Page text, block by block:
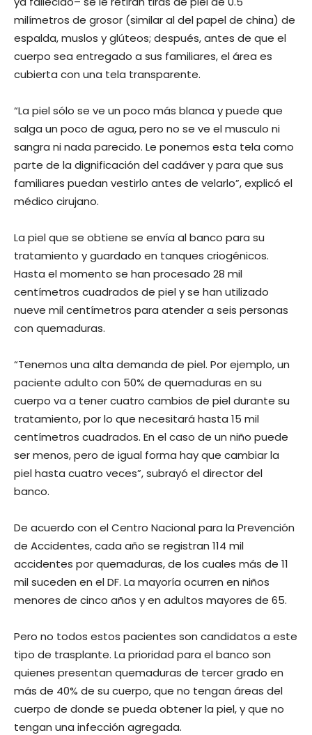
milímetros de grosor (similar al del papel de china) de
espalda, muslos y glúteos; después, antes de que el
cuerpo sea entregado a sus familiares, el área es
cubierta con una tela transparente.
“La piel sólo se ve un poco más blanca y puede que
salga un poco de agua, pero no se ve el musculo ni
sangra ni nada parecido. Le ponemos esta tela como
parte de la dignificación del cadáver y para que sus
familiares puedan vestirlo antes de velarlo”, explicó el
médico cirujano.
La piel que se obtiene se envía al banco para su
tratamiento y guardado en tanques criogénicos.
Hasta el momento se han procesado 28 mil
centímetros cuadrados de piel y se han utilizado
nueve mil centímetros para atender a seis personas
con quemaduras.
“Tenemos una alta demanda de piel. Por ejemplo, un
paciente adulto con 50% de quemaduras en su
cuerpo va a tener cuatro cambios de piel durante su
tratamiento, por lo que necesitará hasta 15 mil
centímetros cuadrados. En el caso de un niño puede
ser menos, pero de igual forma hay que cambiar la
piel hasta cuatro veces”, subrayó el director del
banco.
De acuerdo con el Centro Nacional para la Prevención
de Accidentes, cada año se registran 114 mil
accidentes por quemaduras, de los cuales más de 11
mil suceden en el DF. La mayoría ocurren en niños
menores de cinco años y en adultos mayores de 65.
Pero no todos estos pacientes son candidatos a este
tipo de trasplante. La prioridad para el banco son
quienes presentan quemaduras de tercer grado en
más de 40% de su cuerpo, que no tengan áreas del
cuerpo de donde se pueda obtener la piel, y que no
tengan una infección agregada.